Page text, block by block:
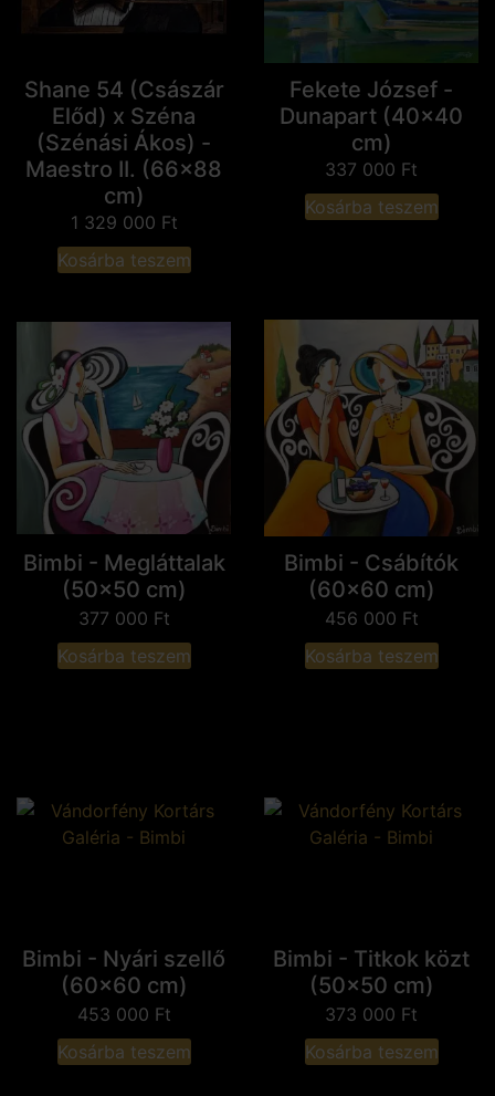
Shane 54 (Császár
Előd) x Széna
(Szénási Ákos) -
Maestro II. (66x88
cm)
1 329 000 Ft
Kosárba teszem
Fekete József -
Dunapart (40x40
cm)
337 000 Ft
Kosárba teszem
Bimbi - Megláttalak
(50x50 cm)
377 000 Ft
Kosárba teszem
Bimbi - Csábítók
(60x60 cm)
456 000 Ft
Kosárba teszem
Bimbi - Nyári szellő
(60x60 cm)
453 000 Ft
Kosárba teszem
Bimbi - Titkok közt
(50x50 cm)
373 000 Ft
Kosárba teszem